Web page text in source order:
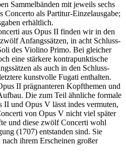
Sammelbänden mit jeweils sechs
Concerto als Partitur-Einzelausgabe;
erhältlich.
aus Opus II finden wir in den
Anfangssätzen, in acht Schluss-
des Violino Primo. Bei gleicher
eine stärkere kontrapunktische
als auch in den Schluss-
kunstvolle Fugati enthalten.
II prägnanteren Kopfthemen und
Die zum Teil ähnliche formale
und Opus V lässt indes vermuten,
von Opus V nicht viel später
und diese zwölf Concerti wohl
(1707) entstanden sind. Sie
ihrem Erscheinen großer